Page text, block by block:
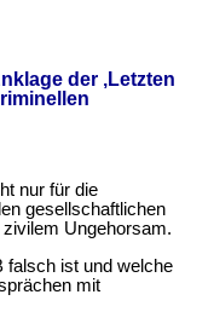
der ‚Letzten
nur für die
gesellschaftlichen
Ungehorsam.
falsch ist und welche
mit